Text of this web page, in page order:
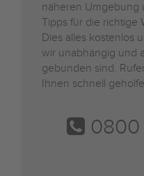
näheren Umgebung
Tipps für die richtige
Dies alles kostenlos
wir unabhängig und
gebunden sind.
Ihnen schnell